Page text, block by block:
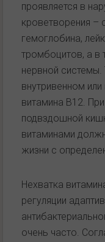
проявляется в
кроветворения –
гемоглобина,
тромбоцитов, а в
нервной системы.
внутривенном
витамина В12.
подвздошной
витаминами
жизни с
Нехватка
регуляции
очень часто.